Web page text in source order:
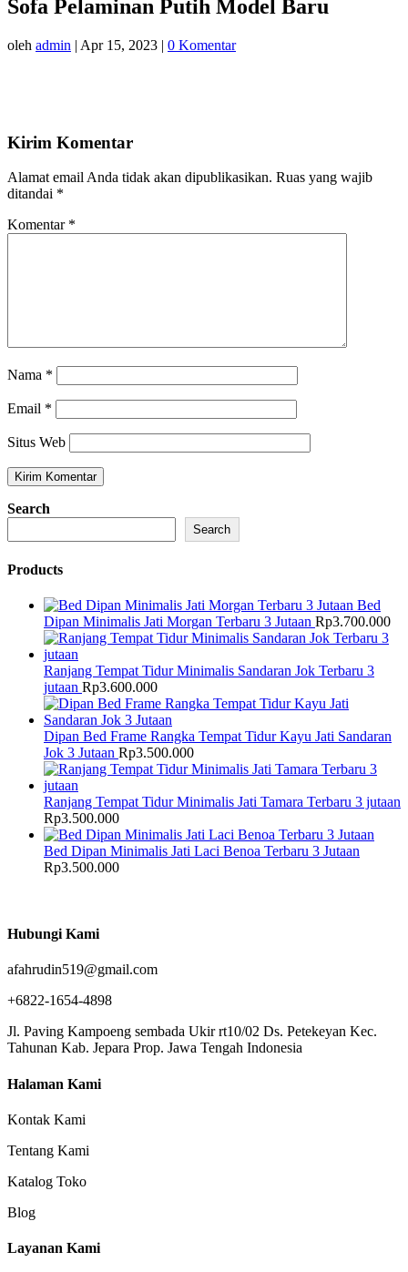
Sofa Pelaminan Putih Model Baru
oleh admin | Apr 15, 2023 | 0 Komentar
Kirim Komentar
Alamat email Anda tidak akan dipublikasikan. Ruas yang wajib
ditandai *
Komentar *
Nama *
Email *
Situs Web
Search
Search
Products
Bed
Dipan Minimalis Jati Morgan Terbaru 3 Jutaan Rp3.700.000
Ranjang Tempat Tidur Minimalis Sandaran Jok Terbaru 3
jutaan Rp3.600.000
Dipan Bed Frame Rangka Tempat Tidur Kayu Jati Sandaran
Jok 3 Jutaan Rp3.500.000
Ranjang Tempat Tidur Minimalis Jati Tamara Terbaru 3 jutaan
Rp3.500.000
Bed Dipan Minimalis Jati Laci Benoa Terbaru 3 Jutaan
Rp3.500.000
Hubungi Kami
afahrudin519@gmail.com
+6822-1654-4898
Jl. Paving Kampoeng sembada Ukir rt10/02 Ds. Petekeyan Kec.
Tahunan Kab. Jepara Prop. Jawa Tengah Indonesia
Halaman Kami
Kontak Kami
Tentang Kami
Katalog Toko
Blog
Layanan Kami